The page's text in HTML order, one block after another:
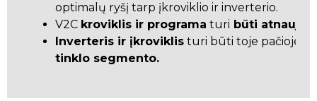
optimalų ryšį tarp įkroviklio ir inverterio.
V2C kroviklis ir programa turi būti
Inverteris ir įkroviklis turi būti toje pačioje
tinklo segmento.